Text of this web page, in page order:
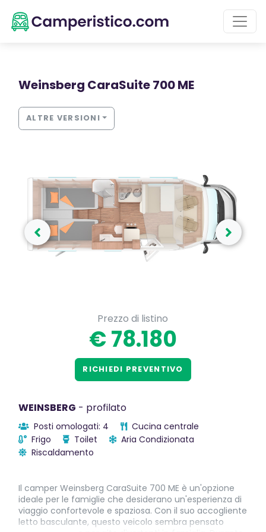
Weinsberg CaraSuite 700 ME
ALTRE VERSIONI
Prezzo di listino
€ 78.180
RICHIEDI PREVENTIVO
WEINSBERG - profilato
Posti omologati: 4
Cucina centrale
Frigo
Toilet
Aria Condizionata
Riscaldamento
Il camper Weinsberg CaraSuite 700 ME è un'opzione
ideale per le famiglie che desiderano un'esperienza di
viaggio confortevole e spaziosa. Con il suo accogliente
letto basculante, questo veicolo sembra pensato